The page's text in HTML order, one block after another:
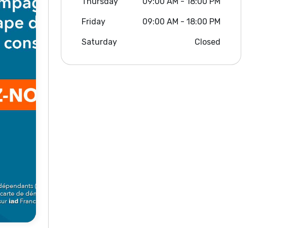
Friday 09:00 AM - 18:00 PM
Saturday Closed